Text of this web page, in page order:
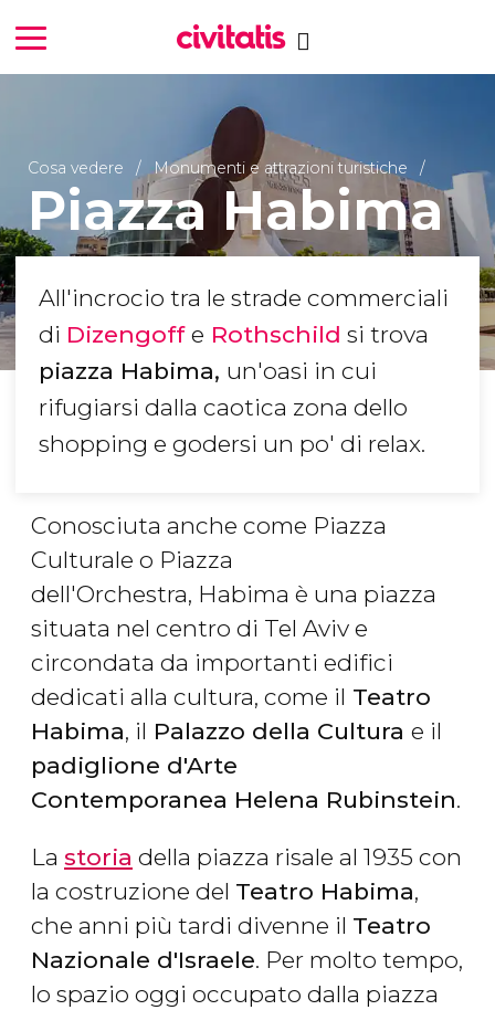
Cosa vedere Monumenti e attrazioni turistiche
Piazza Habima
All'incrocio tra le strade commerciali
di Dizengoff e Rothschild si trova
piazza Habima, un'oasi in cui
rifugiarsi dalla caotica zona dello
shopping e godersi un po' di relax.
Conosciuta anche come Piazza
Culturale o Piazza
dell'Orchestra, Habima è una piazza
situata nel centro di Tel Aviv e
circondata da importanti edifici
dedicati alla cultura, come il Teatro
Habima, il Palazzo della Cultura e il
padiglione d'Arte
Contemporanea Helena Rubinstein.
La storia della piazza risale al 1935 con
la costruzione del Teatro Habima,
che anni più tardi divenne il Teatro
Nazionale d'Israele. Per molto tempo,
lo spazio oggi occupato dalla piazza